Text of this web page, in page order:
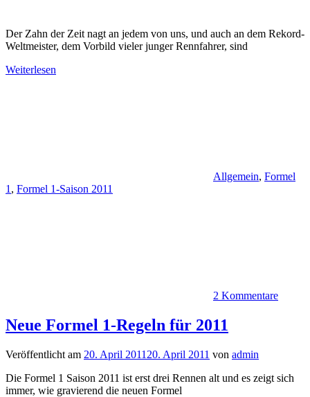
Der Zahn der Zeit nagt an jedem von uns, und auch an dem Rekord-
Weltmeister, dem Vorbild vieler junger Rennfahrer, sind
Weiterlesen
Allgemein, Formel
1 , Formel 1-Saison 2011
2 Kommentare
Neue Formel 1-Regeln für 2011
Veröffentlicht am 20. April 2011 20. April 2011 von admin
Die Formel 1 Saison 2011 ist erst drei Rennen alt und es zeigt sich
immer, wie gravierend die neuen Formel